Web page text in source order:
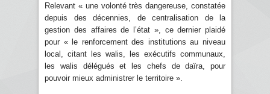
Relevant « une volonté très dangereuse, constatée
depuis des décennies, de centralisation de la
gestion des affaires de l’état », ce dernier plaidé
pour « le renforcement des institutions au niveau
local, citant les walis, les exécutifs communaux,
les walis délégués et les chefs de daïra, pour
pouvoir mieux administrer le territoire ».